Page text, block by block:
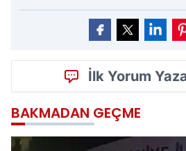
İlk Yorum
BAKMADAN GEÇME